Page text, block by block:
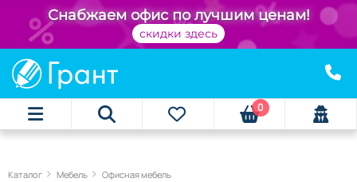
Снабжаем офис по лучшим ценам!
скидки здесь
0
Каталог Мебель Офисная мебель